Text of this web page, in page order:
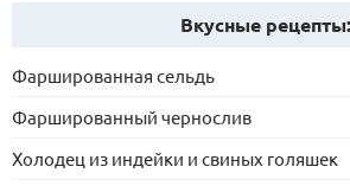
Вкусные рецепты:
Фаршированная сельдь
Фаршированный чернослив
Холодец из индейки и свиных голяшек